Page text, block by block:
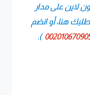
لاين على مدار
هنا، أو انضم
).